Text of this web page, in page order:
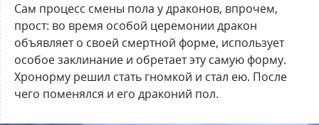
Сам процесс смены пола у драконов, впрочем,
прост: во время особой церемонии дракон
объявляет о своей смертной форме, использует
особое заклинание и обретает эту самую форму.
Хронорму решил стать гномкой и стал ею. После
чего поменялся и его драконий пол.